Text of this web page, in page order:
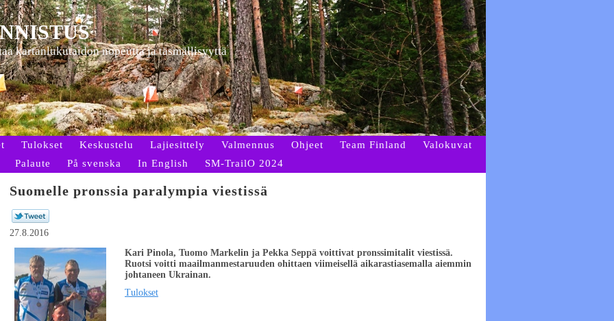
kartanlukutaidon nopeutta ja täsmällisyyttä
Tulokset Keskustelu Lajiesittely Valmennus Ohjeet Team Finland
Valokuvat
Palaute På svenska In English SM-TrailO 2024
Suomelle pronssia paralympia viestissä
27.8.2016
Kari Pinola, Tuomo Markelin ja Pekka Seppä voittivat pronssimitalit viestissä.
Ruotsi voitti maailmanmestaruuden ohittaen viimeisellä aikarastiasemalla aiemmin
johtaneen Ukrainan.
Tulokset